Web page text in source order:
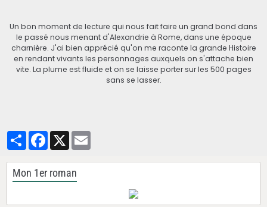
Un bon moment de lecture qui nous fait faire un grand bond dans
le passé nous menant d'Alexandrie à Rome, dans une époque
charnière. J'ai bien apprécié qu'on me raconte la grande Histoire
en rendant vivants les personnages auxquels on s'attache bien
vite. La plume est fluide et on se laisse porter sur les 500 pages
sans se lasser.
PartagerFacebook
X
Mon 1er roman